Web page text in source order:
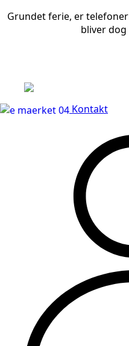
Grundet ferie, er
bliver dog
Kontakt